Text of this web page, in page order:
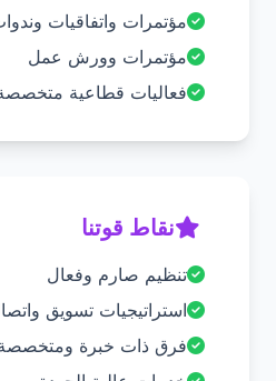
مؤتمرات واتفاقيات
مؤتمرات وورش عمل
فعاليات قطاعية
نقاط قوتنا
تنظيم صارم وفعال
استراتيجيات تسويق
فرق ذات خبرة